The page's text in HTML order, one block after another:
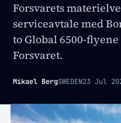
Forsvarets
serviceavtale med
to Global 6500-
Forsvaret.
Mikael BergSWEDEN23 Jul